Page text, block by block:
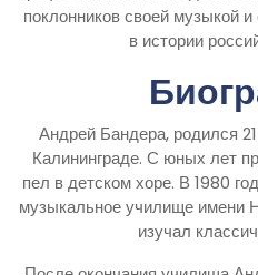
поклонников своей музыкой
в истории
Андрей Бандера, родился
Калининграде. С юных лет
пел в детском хоре. В 1980
музыкальное училище имени
изучал